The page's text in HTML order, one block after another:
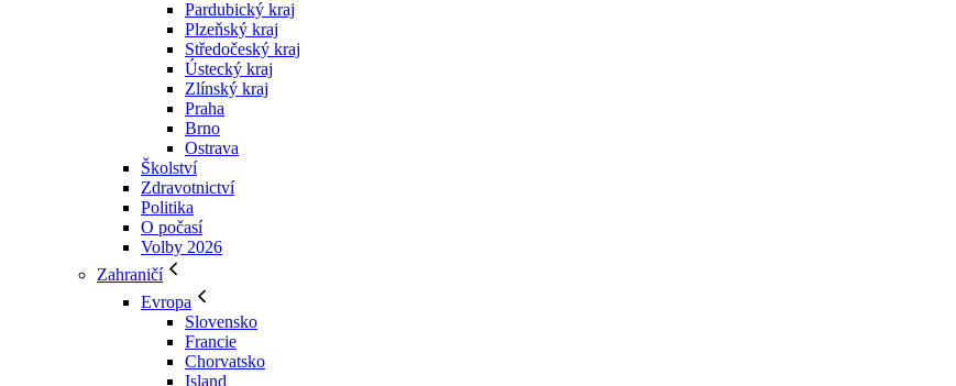
Pardubický kraj
Plzeňský kraj
Středočeský kraj
Ústecký kraj
Zlínský kraj
Praha
Brno
Ostrava
Školství
Zdravotnictví
Politika
O počasí
Volby 2026
Zahraničí
Evropa
Slovensko
Francie
Chorvatsko
Island